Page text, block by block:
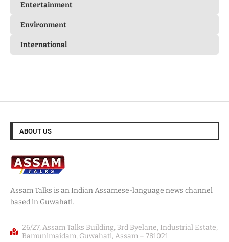
Entertainment
Environment
International
ABOUT US
Assam Talks is an Indian Assamese-language news channel
based in Guwahati.
26/27, Assam Talks Building, 3rd Byelane, Industrial Estate,
Bamunimaidam, Guwahati, Assam – 781021